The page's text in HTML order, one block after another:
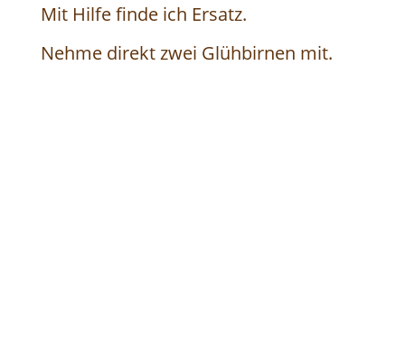
Mit Hilfe finde ich Ersatz.
Nehme direkt zwei Glühbirnen mit.